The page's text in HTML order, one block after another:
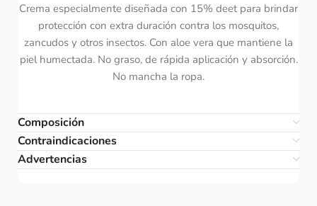
Crema especialmente diseñada con 15% deet para brindar
protección con extra duración contra los mosquitos,
zancudos y otros insectos. Con aloe vera que mantiene la
piel humectada. No graso, de rápida aplicación y absorción.
No mancha la ropa.
Composición
Contraindicaciones
Advertencias